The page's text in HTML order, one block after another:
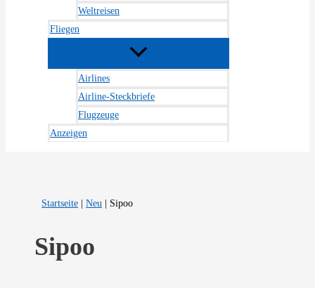
Weltreisen
Fliegen
Airlines
Airline-Steckbriefe
Flugzeuge
Anzeigen
Startseite |Neu Sipoo
Sipoo